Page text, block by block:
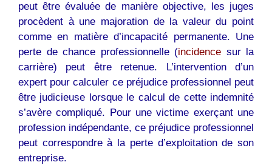
peut être évaluée de manière objective, les juges
procèdent à une majoration de la valeur du point
comme en matière d’incapacité permanente. Une
perte de chance professionnelle (incidence sur la
carrière) peut être retenue. L’intervention d’un
expert pour calculer ce préjudice professionnel peut
être judicieuse lorsque le calcul de cette indemnité
s’avère compliqué. Pour une victime exerçant une
profession indépendante, ce préjudice professionnel
peut correspondre à la perte d’exploitation de son
entreprise.